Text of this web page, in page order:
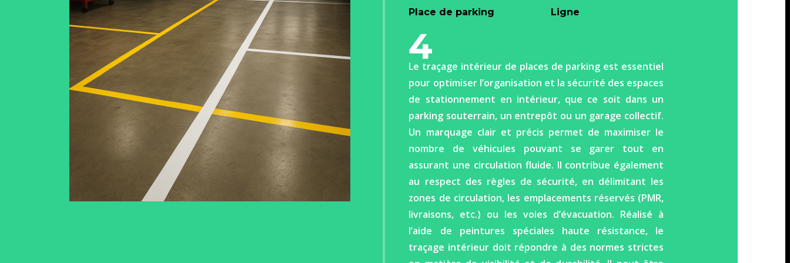
4
Place de parking Ligne
Le traçage intérieur de places de parking est essentiel
pour optimiser l’organisation et la sécurité des espaces
de stationnement en intérieur, que ce soit dans un
parking souterrain, un entrepôt ou un garage collectif.
Un marquage clair et précis permet de maximiser le
nombre de véhicules pouvant se garer tout en
assurant une circulation fluide. Il contribue également
au respect des règles de sécurité, en délimitant les
zones de circulation, les emplacements réservés (PMR,
livraisons, etc.) ou les voies d’évacuation. Réalisé à
l’aide de peintures spéciales haute résistance, le
traçage intérieur doit répondre à des normes strictes